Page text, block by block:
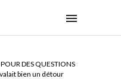
DES QUESTIONS
valait bien un détour